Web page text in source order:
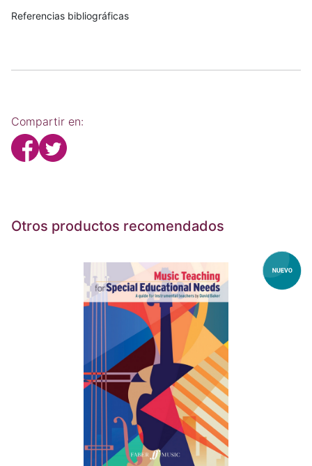
Referencias bibliográficas
Compartir en:
Otros productos recomendados